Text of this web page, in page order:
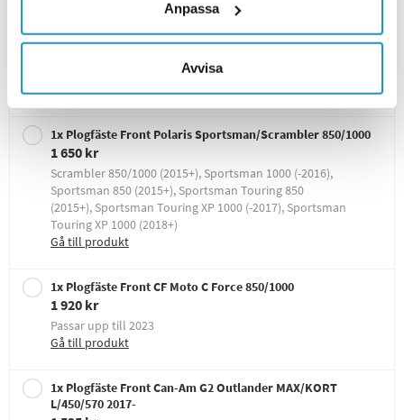
Anpassa
Avvisa
Välj plogfäste
Visar5/32
1x Plogfäste Front Polaris Sportsman/Scrambler 850/1000
1 650 kr
Scrambler 850/1000 (2015+), Sportsman 1000 (-2016),
Sportsman 850 (2015+), Sportsman Touring 850
(2015+), Sportsman Touring XP 1000 (-2017), Sportsman
Touring XP 1000 (2018+)
Gå till produkt
1x Plogfäste Front CF Moto C Force 850/1000
1 920 kr
Passar upp till 2023
Gå till produkt
1x Plogfäste Front Can-Am G2 Outlander MAX/KORT
L/450/570 2017-